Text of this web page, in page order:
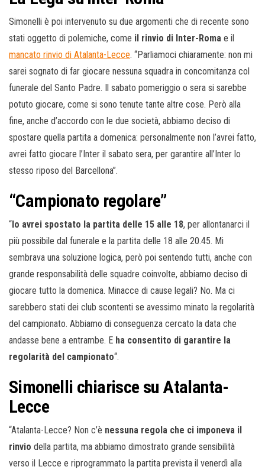
Simonelli è poi intervenuto su due argomenti che di recente sono
stati oggetto di polemiche, come il rinvio di Inter-Roma e il
mancato rinvio di Atalanta-Lecce. “Parliamoci chiaramente: non mi
sarei sognato di far giocare nessuna squadra in concomitanza col
funerale del Santo Padre. Il sabato pomeriggio o sera si sarebbe
potuto giocare, come si sono tenute tante altre cose. Però alla
fine, anche d’accordo con le due società, abbiamo deciso di
spostare quella partita a domenica: personalmente non l’avrei fatto,
avrei fatto giocare l’Inter il sabato sera, per garantire all’Inter lo
stesso riposo del Barcellona”.
“Campionato regolare”
“Io avrei spostato la partita delle 15 alle 18, per allontanarci il
più possibile dal funerale e la partita delle 18 alle 20.45. Mi
sembrava una soluzione logica, però poi sentendo tutti, anche con
grande responsabilità delle squadre coinvolte, abbiamo deciso di
giocare tutto la domenica. Minacce di cause legali? No. Ma ci
sarebbero stati dei club scontenti se avessimo minato la regolarità
del campionato. Abbiamo di conseguenza cercato la data che
andasse bene a entrambe. E ha consentito di garantire la
regolarità del campionato“.
Simonelli chiarisce su Atalanta-
Lecce
“Atalanta-Lecce? Non c’è nessuna regola che ci imponeva il
rinvio della partita, ma abbiamo dimostrato grande sensibilità
verso il Lecce e riprogrammato la partita prevista il venerdì alla